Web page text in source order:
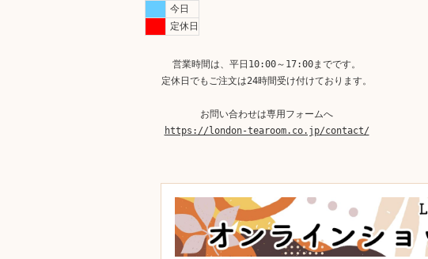
今日
定休日
営業時間は、平日10:00～17:00までです。
定休日でもご注文は24時間受け付けております。
お問い合わせは専用フォームへ
https://london-tearoom.co.jp/contact/